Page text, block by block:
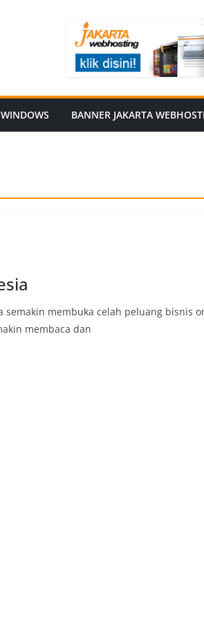
WINDOWS BANNER JAKARTA
membuka celah peluang bisnis
membaca dan